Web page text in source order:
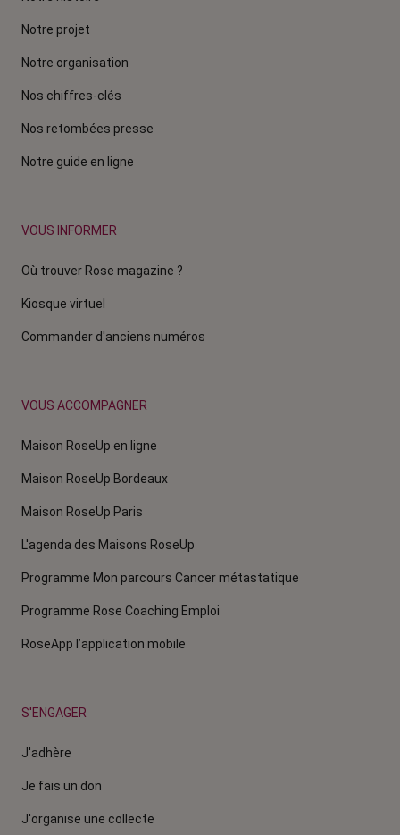
Notre projet
Notre organisation
Nos chiffres-clés
Nos retombées presse
Notre guide en ligne
VOUS INFORMER
Où trouver Rose magazine ?
Kiosque virtuel
Commander d'anciens numéros
VOUS ACCOMPAGNER
Maison RoseUp en ligne
Maison RoseUp Bordeaux
Maison RoseUp Paris
L'agenda des Maisons RoseUp
Programme Mon parcours Cancer métastatique
Programme Rose Coaching Emploi
RoseApp l’application mobile
S'ENGAGER
J'adhère
Je fais un don
J'organise une collecte